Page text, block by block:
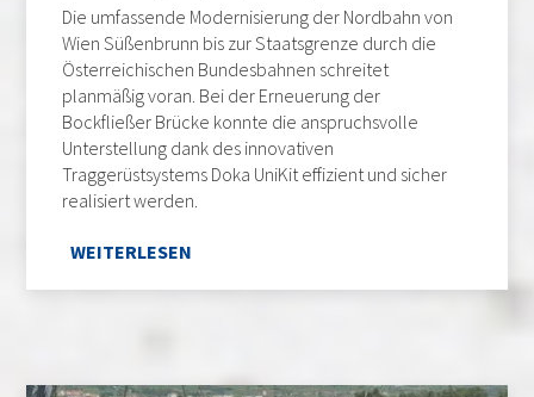
Die umfassende Modernisierung der Nordbahn von
Wien Süßenbrunn bis zur Staatsgrenze durch die
Österreichischen Bundesbahnen schreitet
planmäßig voran. Bei der Erneuerung der
Bockfließer Brücke konnte die anspruchsvolle
Unterstellung dank des innovativen
Traggerüstsystems Doka UniKit effizient und sicher
realisiert werden.
WEITERLESEN